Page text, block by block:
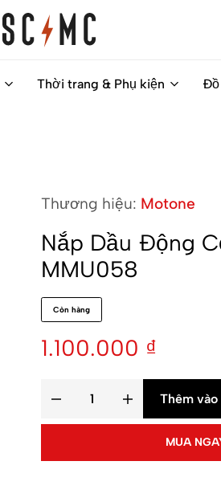
Classic
you
motorbike
Thời trang & Phụ kiện
Thương hiệu: Motone
Nắp Dầu Động
MMU058
Còn hàng
1.100.000 ₫
Thêm
MUA